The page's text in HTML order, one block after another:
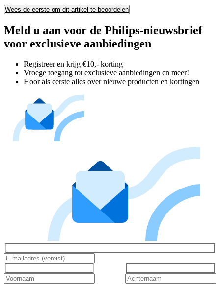
Wees de eerste om dit artikel te beoordelen
Meld u aan voor de Philips-nieuwsbrief
voor exclusieve aanbiedingen
Registreer en krijg €10,- korting
Vroege toegang tot exclusieve aanbiedingen en meer!
Hoor als eerste alles over nieuwe producten en kortingen